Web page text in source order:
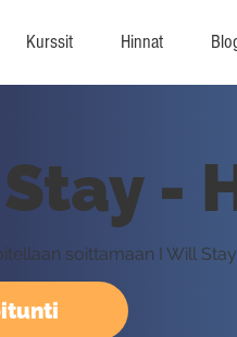
Kurssit Hinnat
-
soittamaan I Will